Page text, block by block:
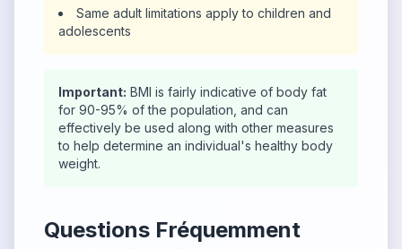
Same adult limitations apply to children and
adolescents
Important: BMI is fairly indicative of body fat
for 90-95% of the population, and can
effectively be used along with other measures
to help determine an individual's healthy body
weight.
Questions Fréquemment